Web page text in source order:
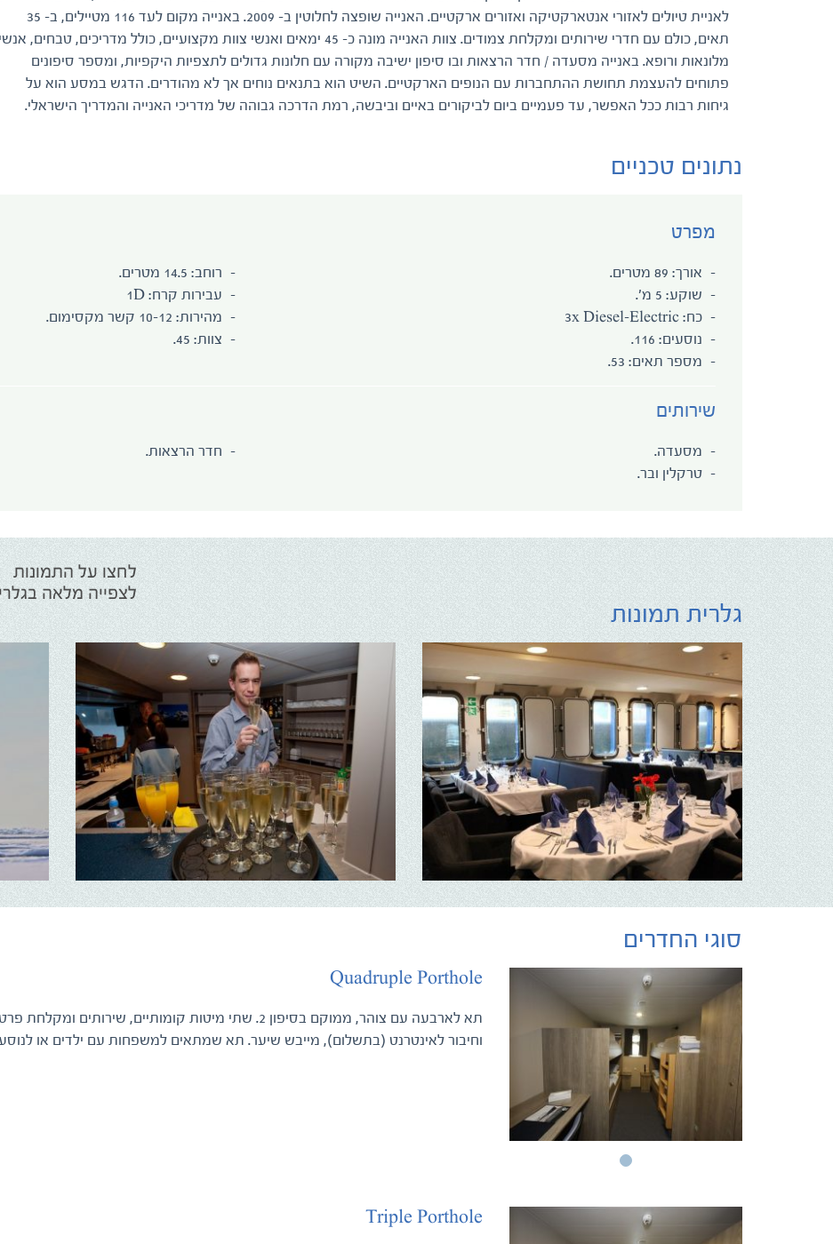
לאניית טיולים לאזורי אנטארקטיקה ואזורים ארקטיים. האנייה שופצה לחלוטין ב- 2009. באנייה מקום לעד 116 מטיילים, ב- 35
תאים, כולם עם חדרי שירותים ומקלחת צמודים. צוות האנייה מונה כ- 45 ימאים ואנשי צוות מקצועיים, כולל מדריכים, טבחים, אנשי
מלונאות ורופא. באנייה מסעדה / חדר הרצאות ובו סיפון ישיבה מקורה עם חלונות גדולים לתצפיות היקפיות, ומספר סיפונים
פתוחים להעצמת תחושת ההתחברות עם הנופים הארקטיים. השיט הוא בתנאים נוחים אך לא מהודרים. הדגש במסע הוא על
גיחות רבות ככל האפשר, עד פעמיים ביום לביקורים באיים וביבשה, רמת הדרכה גבוהה של מדריכי האנייה והמדריך הישראלי.
נתונים טכניים
מפרט
אורך: 89 מטרים.
רוחב: 14.5 מטרים.
שוקע: 5 מ'.
עבירות קרח: 1D
כח: 3x Diesel-Electric
מהירות: 10-12 קשר מקסימום.
נוסעים: 116.
צוות: 45.
מספר תאים: 53.
שירותים
מסעדה.
חדר הרצאות.
טרקלין ובר.
גלרית תמונות
סוגי החדרים
Quadruple Porthole
תא לארבעה עם צוהר, ממוקם בסיפון 2. שתי מיטות קומותיים,
וחיבור לאינטרנט (בתשלום), מייבש שיער. תא שמתאים למשפחות עם ילדים או
Triple Porthole